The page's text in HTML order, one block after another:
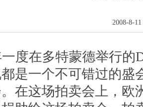
2008-8-
度在多特蒙德举行的
是一个不可错过的盛
在这场拍卖会上，欧